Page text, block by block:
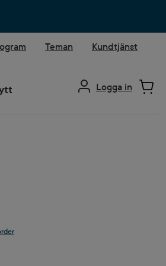
Teman Kundtjänst
Logga in